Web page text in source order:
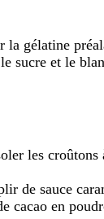
gélatine
sucre et le
les croûtons
de sauce
cacao en